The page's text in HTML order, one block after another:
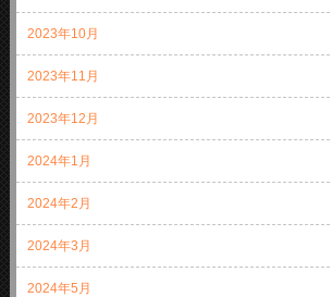
2023年10月
2023年11月
2023年12月
2024年1月
2024年2月
2024年3月
2024年5月